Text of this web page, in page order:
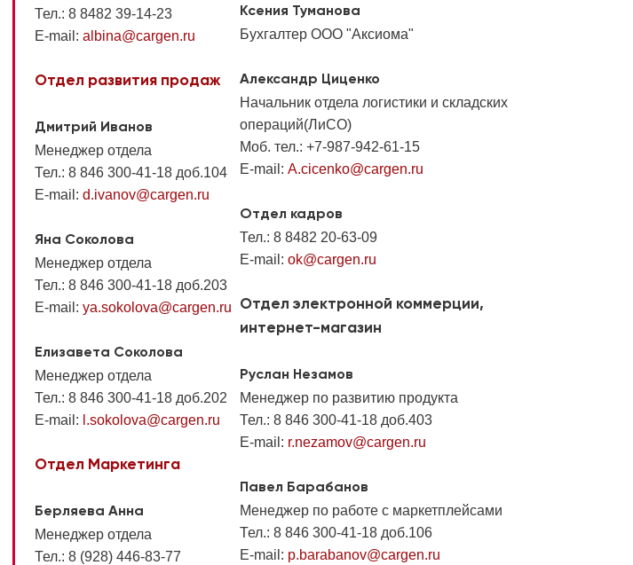
Тел.: 8 8482 39-14-23
E-mail: albina@cargen.ru
Отдел развития продаж
Дмитрий Иванов
Менеджер отдела
Тел.: 8 846 300-41-18 доб.104
E-mail: d.ivanov@cargen.ru
Яна Соколова
Менеджер отдела
Тел.: 8 846 300-41-18 доб.203
E-mail: ya.sokolova@cargen.ru
Елизавета Соколова
Менеджер отдела
Тел.: 8 846 300-41-18 доб.202
E-mail: l.sokolova@cargen.ru
Отдел Маркетинга
Берляева Анна
Менеджер отдела
Тел.: 8 (928) 446-83-77
Ксения Туманова
Бухгалтер ООО "Аксиома"
Александр Циценко
Начальник отдела логистики и складских
операций(ЛиСО)
Моб. тел.: +7-987-942-61-15
E-mail: A.cicenko@cargen.ru
Отдел кадров
Тел.: 8 8482 20-63-09
E-mail: ok@cargen.ru
Отдел электронной коммерции,
интернет-магазин
Руслан Незамов
Менеджер по развитию продукта
Тел.: 8 846 300-41-18 доб.403
E-mail: r.nezamov@cargen.ru
Павел Барабанов
Менеджер по работе с маркетплейсами
Тел.: 8 846 300-41-18 доб.106
E-mail: p.barabanov@cargen.ru